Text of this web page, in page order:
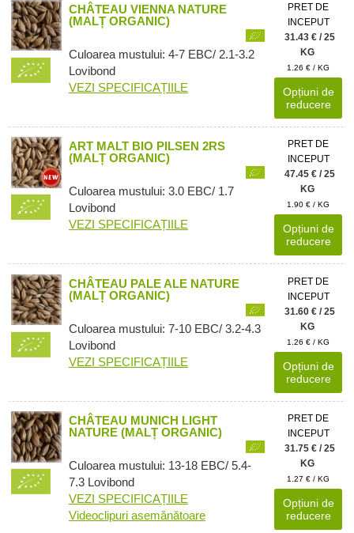
CHÂTEAU VIENNA NATURE
(MALȚ ORGANIC)
Culoarea mustului: 4-7 EBC/ 2.1-3.2
Lovibond
VEZI SPECIFICAȚIILE
PRET DE
INCEPUT
31.43 € / 25
KG
1.26 € / KG
Opțiuni de
reducere
ART MALT BIO PILSEN 2RS
(MALȚ ORGANIC)
Culoarea mustului: 3.0 EBC/ 1.7
Lovibond
VEZI SPECIFICAȚIILE
PRET DE
INCEPUT
47.45 € / 25
KG
1.90 € / KG
Opțiuni de
reducere
CHÂTEAU PALE ALE NATURE
(MALȚ ORGANIC)
Culoarea mustului: 7-10 EBC/ 3.2-4.3
Lovibond
VEZI SPECIFICAȚIILE
PRET DE
INCEPUT
31.60 € / 25
KG
1.26 € / KG
Opțiuni de
reducere
CHÂTEAU MUNICH LIGHT
NATURE (MALȚ ORGANIC)
Culoarea mustului: 13-18 EBC/ 5.4-
7.3 Lovibond
VEZI SPECIFICAȚIILE
Videoclipuri asemănătoare
PRET DE
INCEPUT
31.75 € / 25
KG
1.27 € / KG
Opțiuni de
reducere